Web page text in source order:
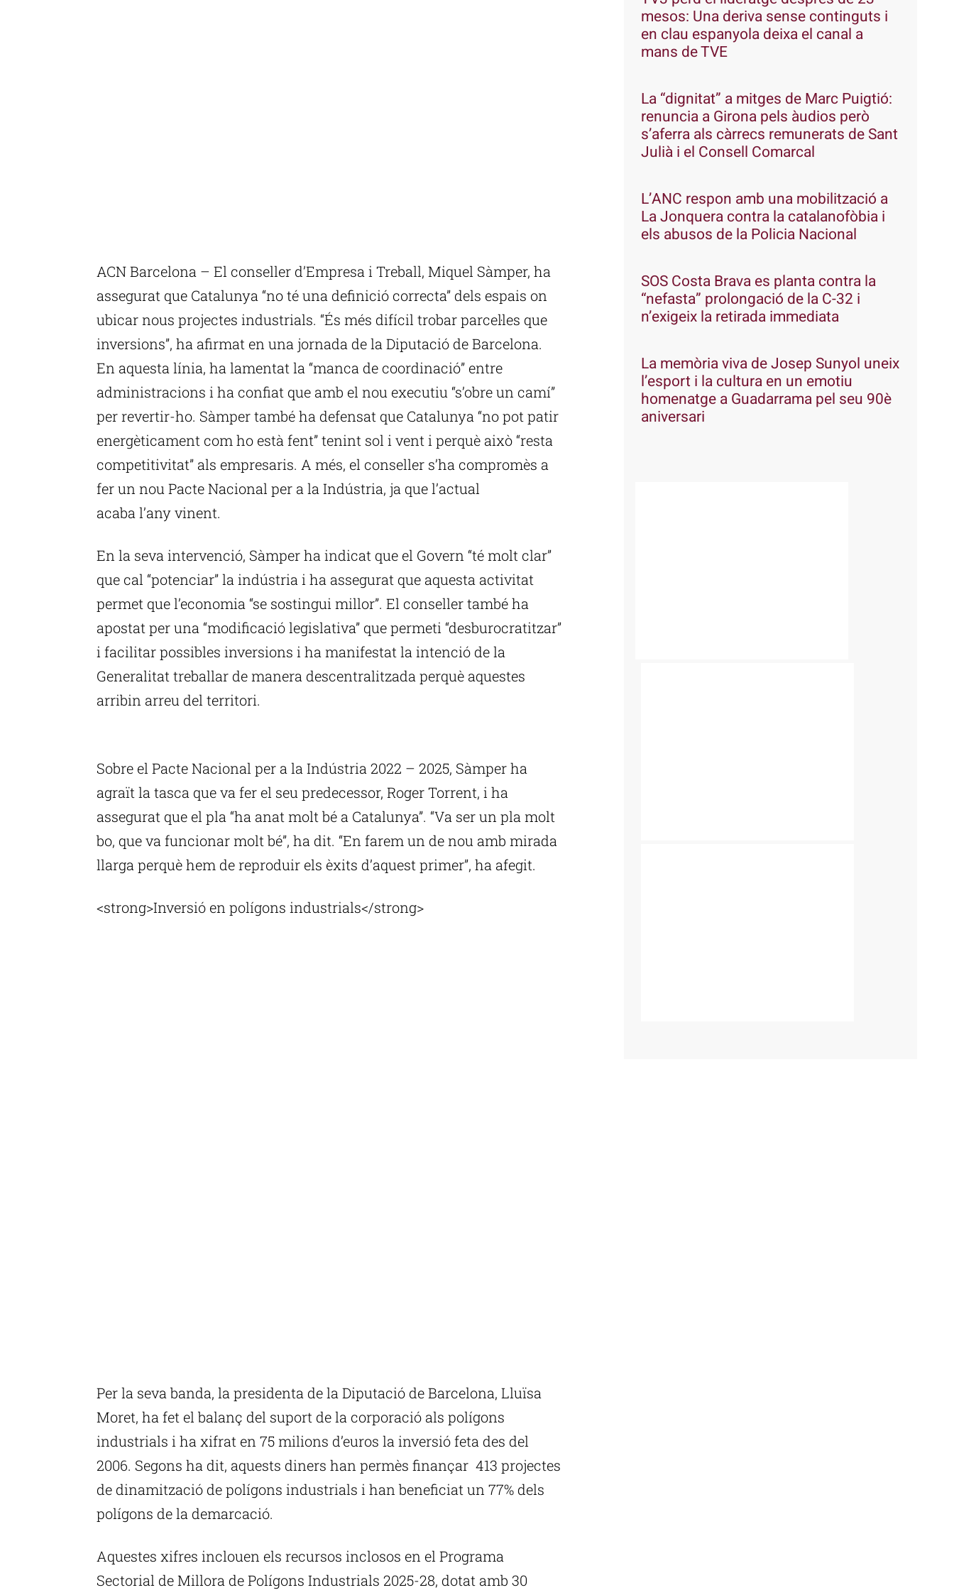
ACN Barcelona – El conseller d’Empresa i Treball, Miquel Sàmper, ha
assegurat que Catalunya “no té una definició correcta” dels espais on
ubicar nous projectes industrials. “És més difícil trobar parcel·les que
inversions”, ha afirmat en una jornada de la Diputació de Barcelona.
En aquesta línia, ha lamentat la “manca de coordinació” entre
administracions i ha confiat que amb el nou executiu “s’obre un camí”
per revertir-ho. Sàmper també ha defensat que Catalunya “no pot patir
energèticament com ho està fent” tenint sol i vent i perquè això “resta
competitivitat” als empresaris. A més, el conseller s’ha compromès a
fer un nou Pacte Nacional per a la Indústria, ja que l’actual
acaba l’any vinent.
En la seva intervenció, Sàmper ha indicat que el Govern “té molt clar”
que cal “potenciar” la indústria i ha assegurat que aquesta activitat
permet que l’economia “se sostingui millor”. El conseller també ha
apostat per una “modificació legislativa” que permeti “desburocratitzar”
i facilitar possibles inversions i ha manifestat la intenció de la
Generalitat treballar de manera descentralitzada perquè aquestes
arribin arreu del territori.
Sobre el Pacte Nacional per a la Indústria 2022 – 2025, Sàmper ha
agraït la tasca que va fer el seu predecessor, Roger Torrent, i ha
assegurat que el pla “ha anat molt bé a Catalunya”. “Va ser un pla molt
bo, que va funcionar molt bé”, ha dit. “En farem un de nou amb mirada
llarga perquè hem de reproduir els èxits d’aquest primer”, ha afegit.
<strong>Inversió en polígons industrials</strong>
Per la seva banda, la presidenta de la Diputació de Barcelona, Lluïsa
Moret, ha fet el balanç del suport de la corporació als polígons
industrials i ha xifrat en 75 milions d’euros la inversió feta des del
2006. Segons ha dit, aquests diners han permès finançar 413 projectes
de dinamització de polígons industrials i han beneficiat un 77% dels
polígons de la demarcació.
Aquestes xifres inclouen els recursos inclosos en el Programa
Sectorial de Millora de Polígons Industrials 2025-28, dotat amb 30
mesos: Una deriva sense continguts i
en clau espanyola deixa el canal a
mans de TVE
La “dignitat” a mitges de Marc Puigtió:
renuncia a Girona pels àudios però
s’aferra als càrrecs remunerats de Sant
Julià i el Consell Comarcal
L’ANC respon amb una mobilització a
La Jonquera contra la catalanofòbia i
els abusos de la Policia Nacional
SOS Costa Brava es planta contra la
“nefasta” prolongació de la C-32 i
n’exigeix la retirada immediata
La memòria viva de Josep Sunyol uneix
l’esport i la cultura en un emotiu
homenatge a Guadarrama pel seu 90è
aniversari